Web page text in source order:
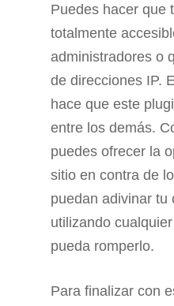
Puedes hacer que
totalmente
administradores o
de direcciones IP.
hace que este
entre los demás.
puedes ofrecer la
sitio en contra de
puedan adivinar tu
utilizando
pueda romperlo.
Para finalizar con